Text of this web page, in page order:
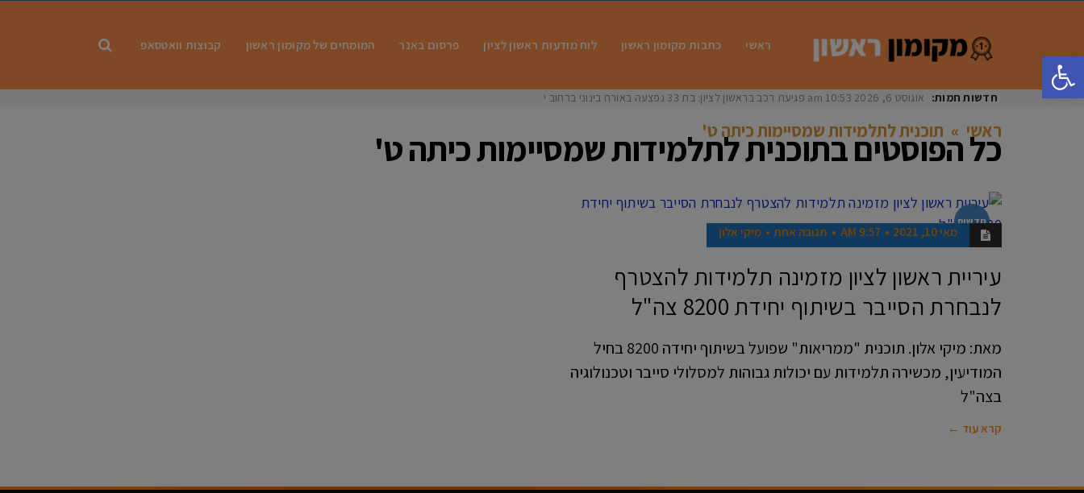
פתח סרגל נגישות
ראשי כתבות מקומון ראשון לוח מודעות ראשון לציון פרסום באנר המומחים של מקומון ראשון קבוצות וואטסאפ
חדשות חמות: אוגוסט 6, 2026 10:53 am פגיעת רכב בראשון לציון: בת 33 נפצעה באורח בינוני ברחוב ירוש
ראשי » תוכנית לתלמידות שמסיימות כיתה ט'
כל הפוסטים בתוכנית לתלמידות שמסיימות כיתה ט'
חדשות
מאי 10, 2021 9:57 AM תגובה אחת מיקי אלון
עיריית ראשון לציון מזמינה תלמידות להצטרף
לנבחרת הסייבר בשיתוף יחידת 8200 צה"ל
מאת: מיקי אלון. תוכנית "ממריאות" שפועל בשיתוף יחידה 8200 בחיל
המודיעין, מכשירה תלמידות עם יכולות גבוהות למסלולי סייבר וטכנולוגיה
בצה"ל
קרא עוד ←